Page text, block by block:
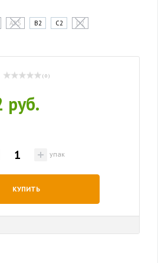
A3,5 B2 C2 D2
( 0 )
руб.
упак
КУПИТЬ